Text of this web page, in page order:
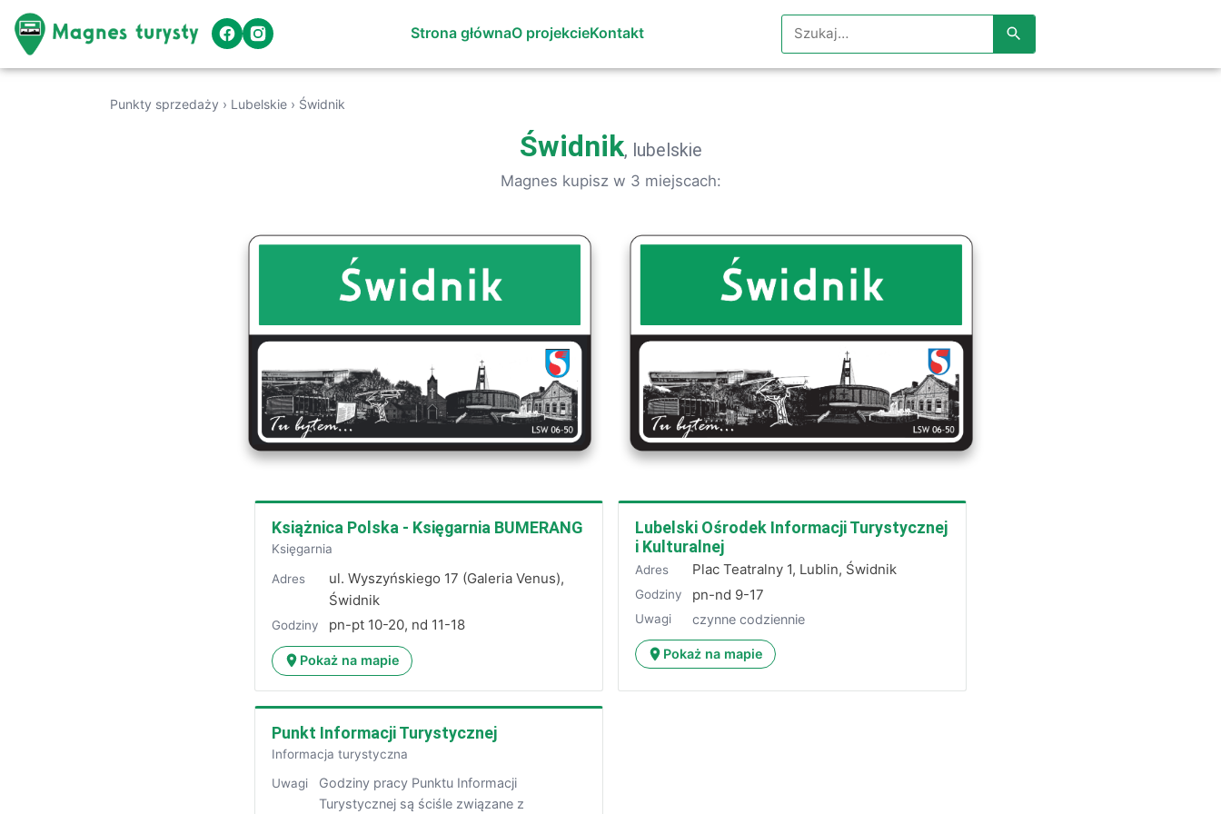
Strona głównaO projekcieKontakt Szukaj w serwisie
Punkty sprzedaży › Lubelskie › Świdnik
Świdnik, lubelskie
Magnes kupisz w 3 miejscach:
Książnica Polska - Księgarnia BUMERANG
Księgarnia
Adres
ul. Wyszyńskiego 17 (Galeria Venus),
Świdnik
Godziny pn-pt 10-20, nd 11-18
Pokaż na mapie
Lubelski Ośrodek Informacji Turystycznej
i Kulturalnej
Adres Plac Teatralny 1, Lublin, Świdnik
Godziny pn-nd 9-17
Uwagi czynne codziennie
Pokaż na mapie
Punkt Informacji Turystycznej
Informacja turystyczna
Uwagi
Godziny pracy Punktu Informacji
Turystycznej są ściśle związane z